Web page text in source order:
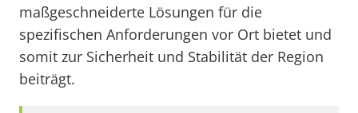
maßgeschneiderte Lösungen für die
spezifischen Anforderungen vor Ort bietet und
somit zur Sicherheit und Stabilität der Region
beiträgt.